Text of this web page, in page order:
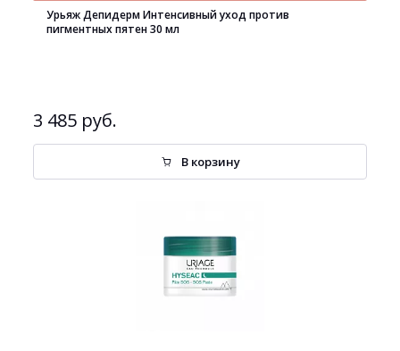
Урьяж Депидерм Интенсивный уход против
пигментных пятен 30 мл
3 485 руб.
В корзину